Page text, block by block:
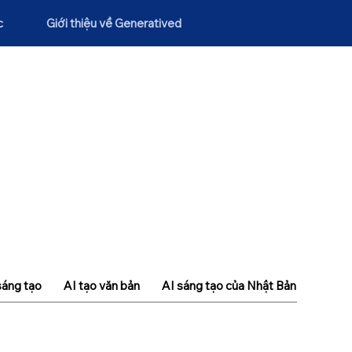
Giới thiệu về Generatived
tạo AI tạo văn bản AI sáng tạo của Nhật Bản